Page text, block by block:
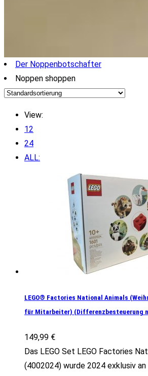
Der Noppenbotschafter
Noppen shoppen
View:
12
24
ALL:
LEGO® Factories National Animals
für Mitarbeiter) (Differenzbesteuerung
149,99 €
Das LEGO Set LEGO Factories
(4002024) wurde 2024 exklusiv